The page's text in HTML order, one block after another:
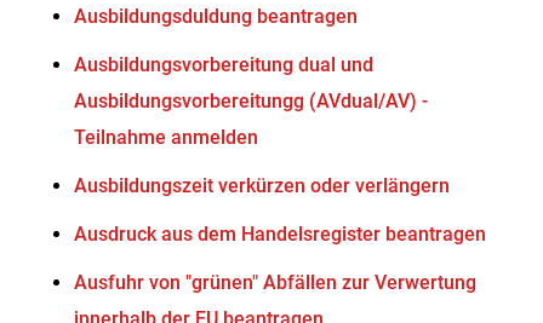
Ausbildungsduldung beantragen
Ausbildungsvorbereitung dual und
Ausbildungsvorbereitungg (AVdual/AV) -
Teilnahme anmelden
Ausbildungszeit verkürzen oder verlängern
Ausdruck aus dem Handelsregister beantragen
Ausfuhr von "grünen" Abfällen zur Verwertung